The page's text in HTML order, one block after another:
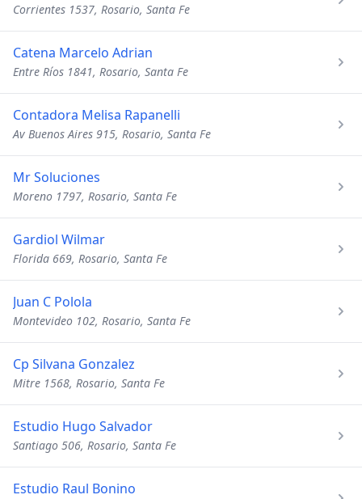
Corrientes 1537, Rosario, Santa Fe
Catena Marcelo Adrian
Entre Ríos 1841, Rosario, Santa Fe
Contadora Melisa Rapanelli
Av Buenos Aires 915, Rosario, Santa Fe
Mr Soluciones
Moreno 1797, Rosario, Santa Fe
Gardiol Wilmar
Florida 669, Rosario, Santa Fe
Juan C Polola
Montevideo 102, Rosario, Santa Fe
Cp Silvana Gonzalez
Mitre 1568, Rosario, Santa Fe
Estudio Hugo Salvador
Santiago 506, Rosario, Santa Fe
Estudio Raul Bonino